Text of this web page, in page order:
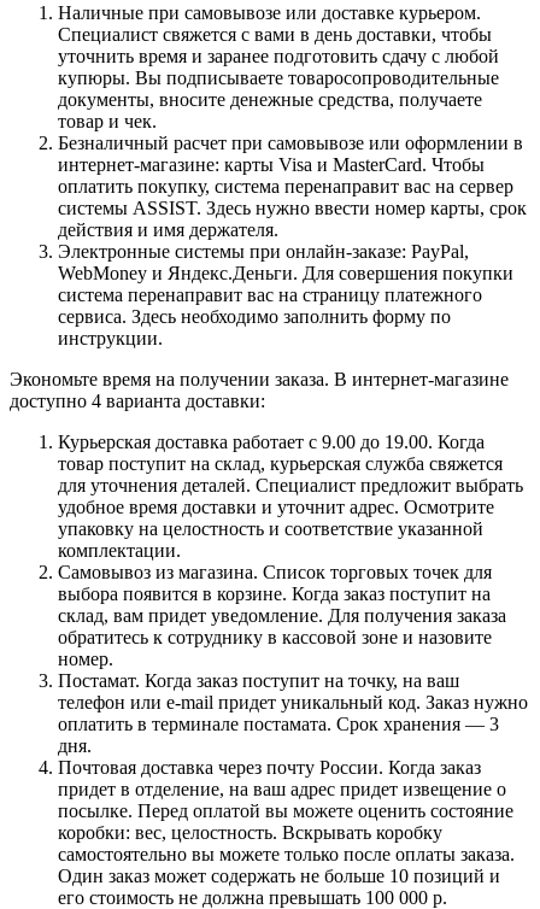
Наличные при самовывозе или доставке курьером.
Специалист свяжется с вами в день доставки, чтобы
уточнить время и заранее подготовить сдачу с любой
купюры. Вы подписываете товаросопроводительные
документы, вносите денежные средства, получаете
товар и чек.
Безналичный расчет при самовывозе или оформлении в
интернет-магазине: карты Visa и MasterCard. Чтобы
оплатить покупку, система перенаправит вас на сервер
системы ASSIST. Здесь нужно ввести номер карты, срок
действия и имя держателя.
Электронные системы при онлайн-заказе: PayPal,
WebMoney и Яндекс.Деньги. Для совершения покупки
система перенаправит вас на страницу платежного
сервиса. Здесь необходимо заполнить форму по
инструкции.
Экономьте время на получении заказа. В интернет-магазине
доступно 4 варианта доставки:
Курьерская доставка работает с 9.00 до 19.00. Когда
товар поступит на склад, курьерская служба свяжется
для уточнения деталей. Специалист предложит выбрать
удобное время доставки и уточнит адрес. Осмотрите
упаковку на целостность и соответствие указанной
комплектации.
Самовывоз из магазина. Список торговых точек для
выбора появится в корзине. Когда заказ поступит на
склад, вам придет уведомление. Для получения заказа
обратитесь к сотруднику в кассовой зоне и назовите
номер.
Постамат. Когда заказ поступит на точку, на ваш
телефон или e-mail придет уникальный код. Заказ нужно
оплатить в терминале постамата. Срок хранения — 3
дня.
Почтовая доставка через почту России. Когда заказ
придет в отделение, на ваш адрес придет извещение о
посылке. Перед оплатой вы можете оценить состояние
коробки: вес, целостность. Вскрывать коробку
самостоятельно вы можете только после оплаты заказа.
Один заказ может содержать не больше 10 позиций и
его стоимость не должна превышать 100 000 р.